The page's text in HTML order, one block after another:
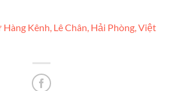
Kênh, Lê Chân, Hải Phòng, Việt